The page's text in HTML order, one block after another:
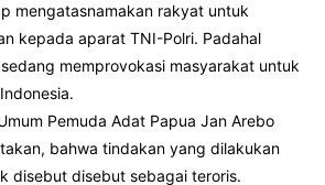
mengatasnamakan rakyat untuk
kepada aparat TNI-Polri. Padahal
memprovokasi masyarakat untuk
Pemuda Adat Papua Jan Arebo
bahwa tindakan yang dilakukan
disebut disebut sebagai teroris.